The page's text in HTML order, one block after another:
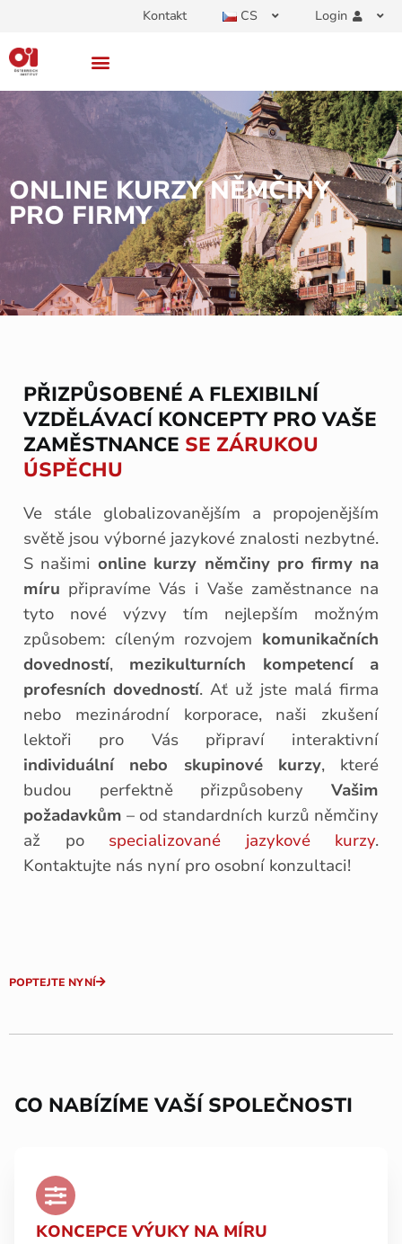
Kontakt CS Login
ONLINE KURZY NĚMČINY
PRO FIRMY
PŘIZPŮSOBENÉ A FLEXIBILNÍ
VZDĚLÁVACÍ KONCEPTY PRO VAŠE
ZAMĚSTNANCE SE ZÁRUKOU
ÚSPĚCHU
Ve stále globalizovanějším a propojenějším
světě jsou výborné jazykové znalosti nezbytné.
S našimionline kurzy němčiny pro firmy na
míru připravíme Vás i Vaše zaměstnance na
tyto nové výzvy tím nejlepším možným
způsobem: cíleným rozvojem komunikačních
dovedností, mezikulturních kompetencí a
profesních dovedností. Ať už jste malá firma
nebo mezinárodní korporace, naši zkušení
lektoři pro Vás připraví interaktivní
individuální nebo skupinové kurzy, které
budou perfektně přizpůsobeny Vašim
požadavkům – od standardních kurzů němčiny
až po specializované jazykové kurzy.
Kontaktujte nás nyní pro osobní konzultaci!
POPTEJTE NYNÍ
CO NABÍZÍME VAŠÍ SPOLEČNOSTI
KONCEPCE VÝUKY NA MÍRU